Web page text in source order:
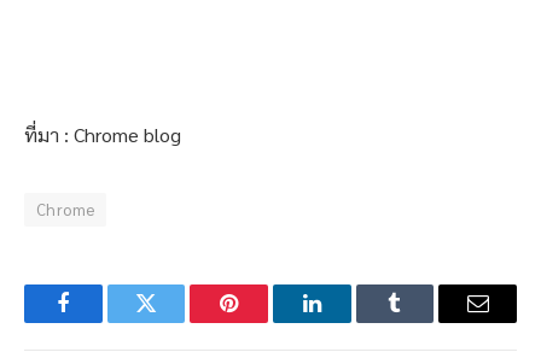
ที่มา : Chrome blog
Chrome
FacebookTwitter Pinterest LinkedInTumblr Email